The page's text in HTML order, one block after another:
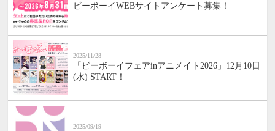
ビーボーイWEBサイトアンケート募集！
2025/11/28
「ビーボーイフェアinアニメイト2026」12月10日
(水) START！
2025/09/19